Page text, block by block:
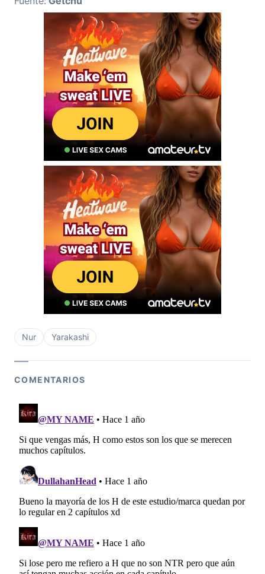
Nur Yarakashi
COMENTARIOS